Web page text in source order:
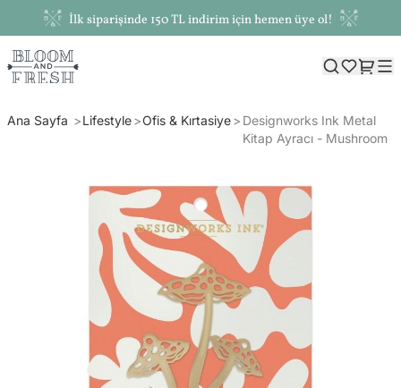
İlk siparişinde 150 TL indirim için hemen üye ol!
Ana Sayfa Lifestyle Ofis & Kırtasiye
Designworks Ink Metal
Kitap Ayracı - Mushroom